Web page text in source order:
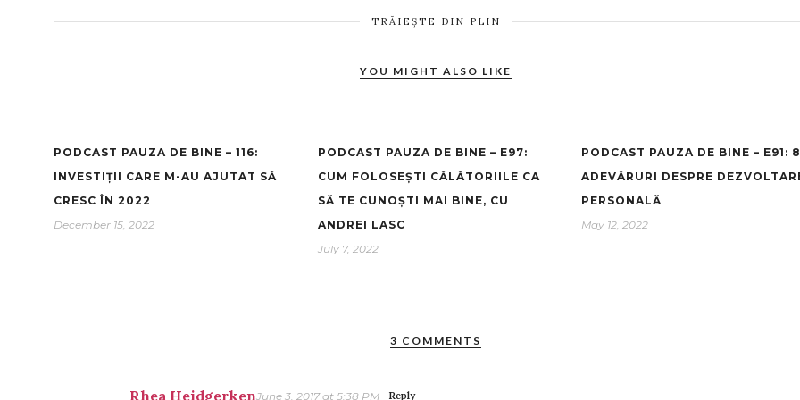
TRĂIEȘTE DIN PLIN
YOU MIGHT ALSO LIKE
PODCAST PAUZA DE BINE – 116:
INVESTIȚII CARE M-AU AJUTAT SĂ
CRESC ÎN 2022
December 15, 2022
PODCAST PAUZA DE BINE – E97:
CUM FOLOSEȘTI CĂLĂTORIILE CA
SĂ TE CUNOȘTI MAI BINE, CU
ANDREI LASC
July 7, 2022
PODCAST PAUZA DE BINE – E91:
ADEVĂRURI DESPRE
PERSONALĂ
May 12, 2022
3 COMMENTS
Rhea HeidgerkenJune 3, 2017 at 5:38 PM Reply